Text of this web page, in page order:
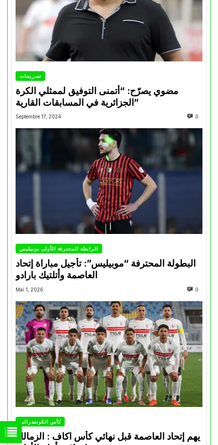
تصريحات
مضوي يصرّح: “أتمنى التوفيق لممثلي الكرة
الجزائرية في المسابقات القارية”
Septembre 17, 2024 0
الرابطة المحترفة الأولى موبيليس
البطولة المحترفة “موبيليس”: تأجيل مباراة إتحاد
العاصمة وأتلتيك بارادو
Mai 1, 2026 0
كأس الكونفدرالية
يهم إتحاد العاصمة قبل نهائي كأس اكاف : الزمالك